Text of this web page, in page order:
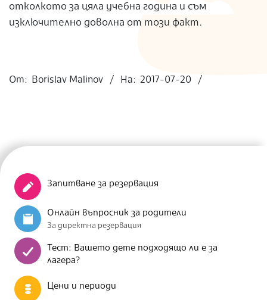
отколкото за цяла учебна година и съм
изключително доволна от този факт.
07-
От: Borislav Malinov На: 2017-07-20
Запитване за резервация
Онлайн въпросник за родители
За директна резервация
Тест: Вашето дете подходящо ли е за
лагера?
Цени и периоди